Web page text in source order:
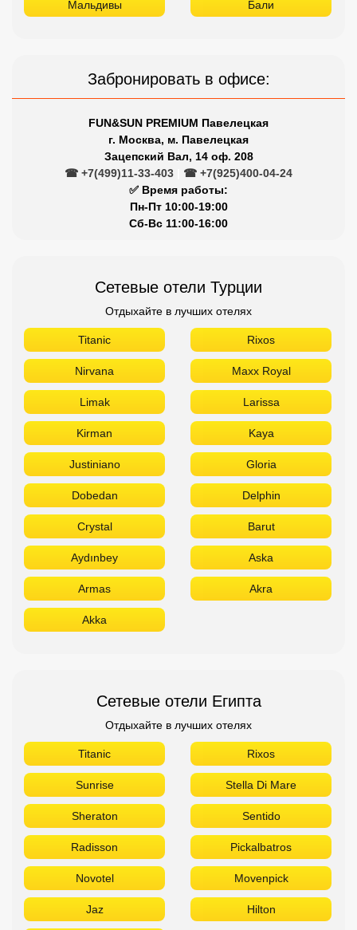
Мальдивы Бали
Забронировать в офисе:
FUN&SUN PREMIUM Павелецкая
г. Москва, м. Павелецкая
Зацепский Вал, 14 оф. 208
☎ +7(499)11-33-403
☎ +7(925)400-04-24
✅ Время работы:
Пн-Пт 10:00-19:00
Сб-Вс 11:00-16:00
Сетевые отели Турции
Отдыхайте в лучших отелях
Titanic Rixos
Nirvana Maxx Royal
Limak Larissa
Kirman Kaya
Justiniano Gloria
Dobedan Delphin
Crystal Barut
Aydınbey Aska
Armas Akra
Akka
Сетевые отели Египта
Отдыхайте в лучших отелях
Titanic Rixos
Sunrise Stella Di Mare
Sheraton Sentido
Radisson Pickalbatros
Novotel Movenpick
Jaz Hilton